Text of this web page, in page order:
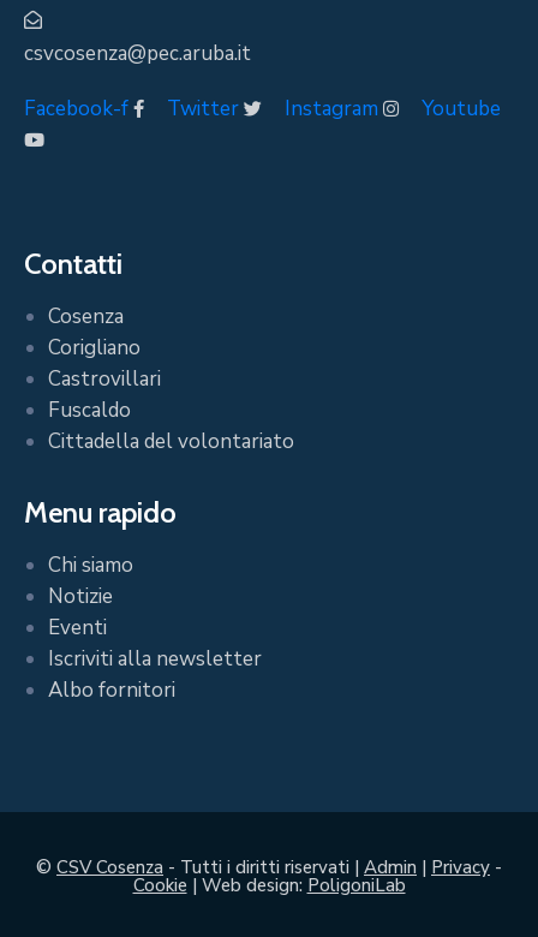
csvcosenza@pec.aruba.it
Facebook-f
Twitter Instagram Youtube
Contatti
Cosenza
Corigliano
Castrovillari
Fuscaldo
Cittadella del volontariato
Menu rapido
Chi siamo
Notizie
Eventi
Iscriviti alla newsletter
Albo fornitori
© CSV Cosenza - Tutti i diritti riservati | Admin | Privacy -
Cookie | Web design: PoligoniLab